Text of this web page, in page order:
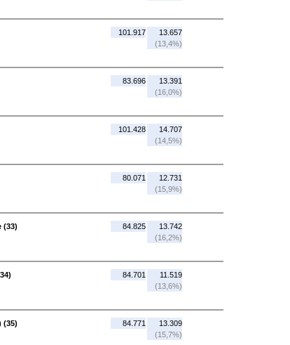
101.917
13.657
(13,4%)
83.696
13.391
(16,0%)
101.428
14.707
(14,5%)
80.071
12.731
(15,9%)
(33)
84.825
13.742
(16,2%)
84.701
11.519
(13,6%)
(35)
84.771
13.309
(15,7%)